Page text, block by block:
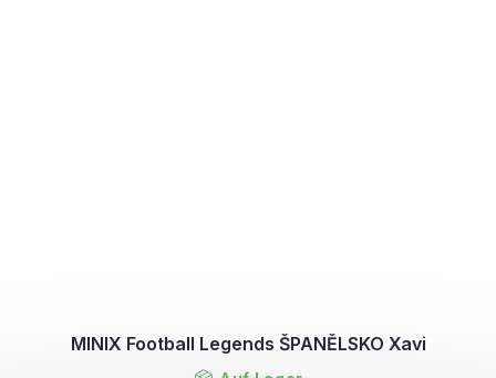
MINIX Football Legends ŠPANĚLSKO Xavi